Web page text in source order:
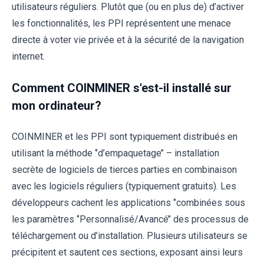
utilisateurs réguliers. Plutôt que (ou en plus de) d’activer
les fonctionnalités, les PPI représentent une menace
directe à voter vie privée et à la sécurité de la navigation
internet.
Comment COINMINER s'est-il installé sur
mon ordinateur?
COINMINER et les PPI sont typiquement distribués en
utilisant la méthode ‘’d’empaquetage’’ – installation
secrète de logiciels de tierces parties en combinaison
avec les logiciels réguliers (typiquement gratuits). Les
développeurs cachent les applications ‘’combinées sous
les paramètres ‘’Personnalisé/Avancé’’ des processus de
téléchargement ou d’installation. Plusieurs utilisateurs se
précipitent et sautent ces sections, exposant ainsi leurs